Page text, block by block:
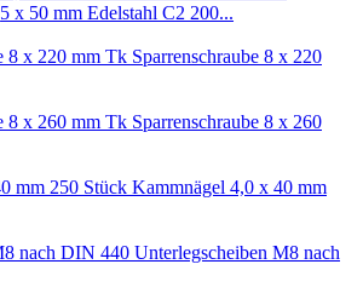
x 50 mm Edelstahl C2 200...
Tk Sparrenschraube 8 x 220
Tk Sparrenschraube 8 x 260
Kammnägel 4,0 x 40 mm
Unterlegscheiben M8 nach